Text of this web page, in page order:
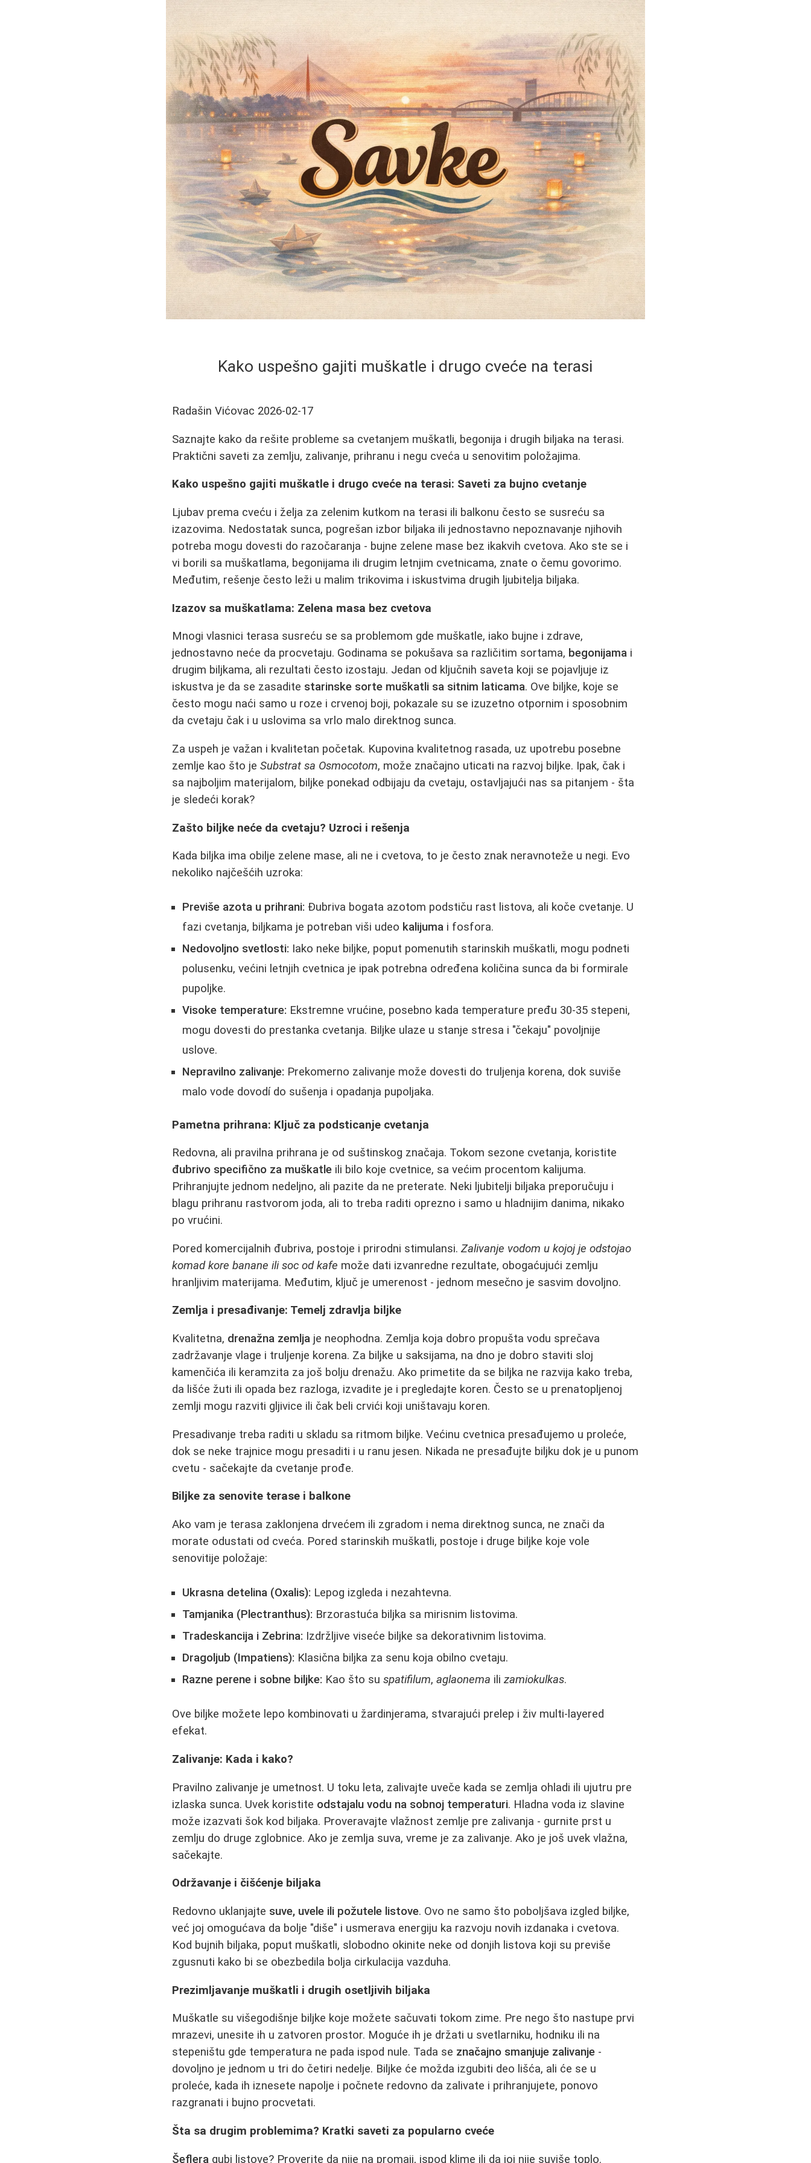
Kako uspešno gajiti muškatle i drugo cveće na terasi
Radašin Vićovac 2026-02-17
Saznajte kako da rešite probleme sa cvetanjem muškatli, begonija i drugih biljaka na terasi.
Praktični saveti za zemlju, zalivanje, prihranu i negu cveća u senovitim položajima.
Kako uspešno gajiti muškatle i drugo cveće na terasi: Saveti za bujno cvetanje
Ljubav prema cveću i želja za zelenim kutkom na terasi ili balkonu često se susreću sa
izazovima. Nedostatak sunca, pogrešan izbor biljaka ili jednostavno nepoznavanje njihovih
potreba mogu dovesti do razočaranja - bujne zelene mase bez ikakvih cvetova. Ako ste se i
vi borili sa muškatlama, begonijama ili drugim letnjim cvetnicama, znate o čemu govorimo.
Međutim, rešenje često leži u malim trikovima i iskustvima drugih ljubitelja biljaka.
Izazov sa muškatlama: Zelena masa bez cvetova
Mnogi vlasnici terasa susreću se sa problemom gde muškatle, iako bujne i zdrave,
jednostavno neće da procvetaju. Godinama se pokušava sa različitim sortama, begonijama i
drugim biljkama, ali rezultati često izostaju. Jedan od ključnih saveta koji se pojavljuje iz
iskustva je da se zasadite starinske sorte muškatli sa sitnim laticama. Ove biljke, koje se
često mogu naći samo u roze i crvenoj boji, pokazale su se izuzetno otpornim i sposobnim
da cvetaju čak i u uslovima sa vrlo malo direktnog sunca.
Za uspeh je važan i kvalitetan početak. Kupovina kvalitetnog rasada, uz upotrebu posebne
zemlje kao što jeSubstrat sa Osmocotom, može značajno uticati na razvoj biljke. Ipak, čak i
sa najboljim materijalom, biljke ponekad odbijaju da cvetaju, ostavljajući nas sa pitanjem - šta
je sledeći korak?
Zašto biljke neće da cvetaju? Uzroci i rešenja
Kada biljka ima obilje zelene mase, ali ne i cvetova, to je često znak neravnoteže u negi. Evo
nekoliko najčešćih uzroka:
Previše azota u prihrani: Đubriva bogata azotom podstiču rast listova, ali koče cvetanje. U
fazi cvetanja, biljkama je potreban viši udeo kalijuma i fosfora.
Nedovoljno svetlosti: Iako neke biljke, poput pomenutih starinskih muškatli, mogu podneti
polusenku, većini letnjih cvetnica je ipak potrebna određena količina sunca da bi formirale
pupoljke.
Visoke temperature: Ekstremne vrućine, posebno kada temperature pređu 30-35 stepeni,
mogu dovesti do prestanka cvetanja. Biljke ulaze u stanje stresa i "čekaju" povoljnije
uslove.
Nepravilno zalivanje: Prekomerno zalivanje može dovesti do truljenja korena, dok suviše
malo vode dovodí do sušenja i opadanja pupoljaka.
Pametna prihrana: Ključ za podsticanje cvetanja
Redovna, ali pravilna prihrana je od suštinskog značaja. Tokom sezone cvetanja, koristite
đubrivo specifično za muškatle ili bilo koje cvetnice, sa većim procentom kalijuma.
Prihranjujte jednom nedeljno, ali pazite da ne preterate. Neki ljubitelji biljaka preporučuju i
blagu prihranu rastvorom joda, ali to treba raditi oprezno i samo u hladnijim danima, nikako
po vrućini.
Pored komercijalnih đubriva, postoje i prirodni stimulansi.Zalivanje vodom u kojoj je odstojao
komad kore banane ili soc od kafe može dati izvanredne rezultate, obogaćujući zemlju
hranljivim materijama. Međutim, ključ je umerenost - jednom mesečno je sasvim dovoljno.
Zemlja i presađivanje: Temelj zdravlja biljke
Kvalitetna, drenažna zemlja je neophodna. Zemlja koja dobro propušta vodu sprečava
zadržavanje vlage i truljenje korena. Za biljke u saksijama, na dno je dobro staviti sloj
kamenčića ili keramzita za još bolju drenažu. Ako primetite da se biljka ne razvija kako treba,
da lišće žuti ili opada bez razloga, izvadite je i pregledajte koren. Često se u prenatopljenoj
zemlji mogu razviti gljivice ili čak beli crvići koji uništavaju koren.
Presadivanje treba raditi u skladu sa ritmom biljke. Većinu cvetnica presađujemo u proleće,
dok se neke trajnice mogu presaditi i u ranu jesen. Nikada ne presađujte biljku dok je u punom
cvetu - sačekajte da cvetanje prođe.
Biljke za senovite terase i balkone
Ako vam je terasa zaklonjena drvećem ili zgradom i nema direktnog sunca, ne znači da
morate odustati od cveća. Pored starinskih muškatli, postoje i druge biljke koje vole
senovitije položaje:
Ukrasna detelina (Oxalis): Lepog izgleda i nezahtevna.
Tamjanika (Plectranthus): Brzorastuća biljka sa mirisnim listovima.
Tradeskancija i Zebrina: Izdržljive viseće biljke sa dekorativnim listovima.
Dragoljub (Impatiens): Klasična biljka za senu koja obilno cvetaju.
Razne perene i sobne biljke: Kao što suspatifilum,aglaonema ilizamiokulkas.
Ove biljke možete lepo kombinovati u žardinjerama, stvarajući prelep i živ multi-layered
efekat.
Zalivanje: Kada i kako?
Pravilno zalivanje je umetnost. U toku leta, zalivajte uveče kada se zemlja ohladi ili ujutru pre
izlaska sunca. Uvek koristite odstajalu vodu na sobnoj temperaturi. Hladna voda iz slavine
može izazvati šok kod biljaka. Proveravajte vlažnost zemlje pre zalivanja - gurnite prst u
zemlju do druge zglobnice. Ako je zemlja suva, vreme je za zalivanje. Ako je još uvek vlažna,
sačekajte.
Održavanje i čišćenje biljaka
Redovno uklanjajte suve, uvele ili požutele listove. Ovo ne samo što poboljšava izgled biljke,
već joj omogućava da bolje "diše" i usmerava energiju ka razvoju novih izdanaka i cvetova.
Kod bujnih biljaka, poput muškatli, slobodno okinite neke od donjih listova koji su previše
zgusnuti kako bi se obezbedila bolja cirkulacija vazduha.
Prezimljavanje muškatli i drugih osetljivih biljaka
Muškatle su višegodišnje biljke koje možete sačuvati tokom zime. Pre nego što nastupe prvi
mrazevi, unesite ih u zatvoren prostor. Moguće ih je držati u svetlarniku, hodniku ili na
stepeništu gde temperatura ne pada ispod nule. Tada se značajno smanjuje zalivanje -
dovoljno je jednom u tri do četiri nedelje. Biljke će možda izgubiti deo lišća, ali će se u
proleće, kada ih iznesete napolje i počnete redovno da zalivate i prihranjujete, ponovo
razgranati i bujno procvetati.
Šta sa drugim problemima? Kratki saveti za popularno cveće
Šeflera gubi listove? Proverite da nije na promaji, ispod klime ili da joj nije suviše toplo.